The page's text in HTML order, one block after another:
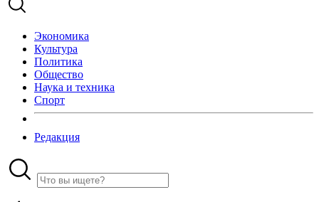
Экономика
Культура
Политика
Общество
Наука и техника
Спорт
Редакция